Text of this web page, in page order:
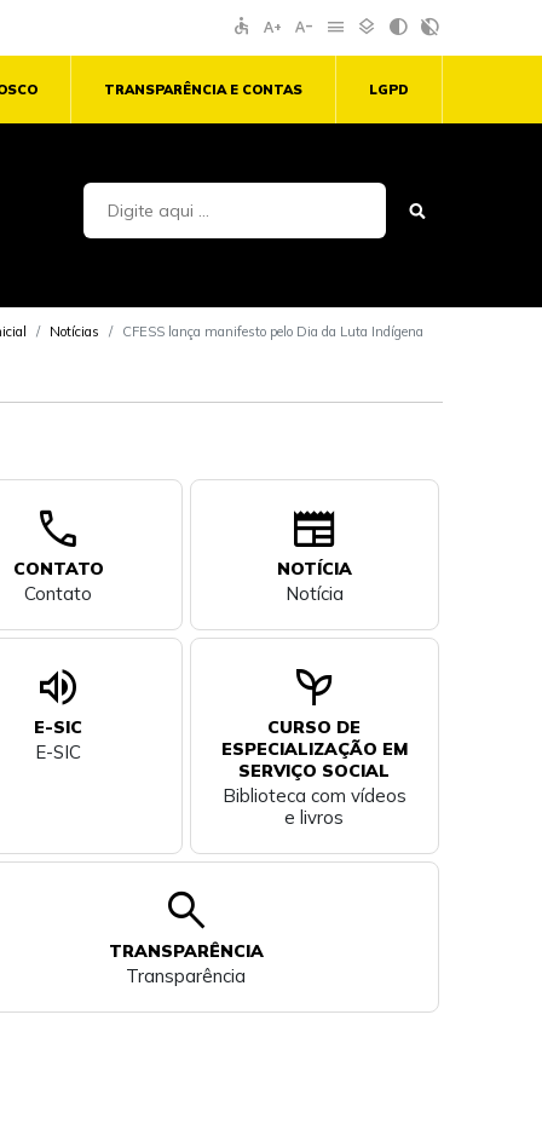
accessible text_increase text_decrease menu layers contrast contrast_rtl_off
TRANSPARÊNCIA E CONTAS LGPD
Notícias CFESS lança manifesto pelo Dia da Luta Indígena
call
CONTATO
Contato
newspaper
NOTÍCIA
Notícia
volume_up
E-SIC
E-SIC
psychiatry
CURSO DE
ESPECIALIZAÇÃO EM
SERVIÇO SOCIAL
Biblioteca com vídeos
e livros
search
TRANSPARÊNCIA
Transparência